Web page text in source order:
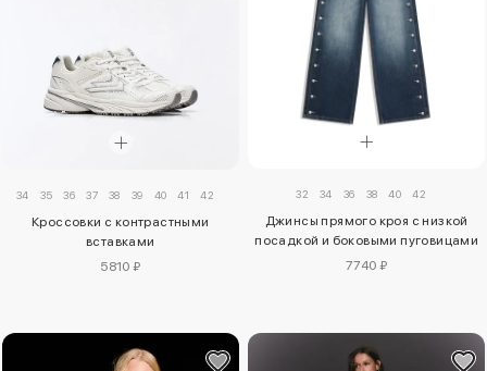
34 35 36 37 38 39 40 41 42
Кроссовки с контрастными
вставками
5810 ₽
32 34 36 38 40 42
Джинсы прямого кроя с низкой
посадкой и боковыми пуговицами
7740 ₽